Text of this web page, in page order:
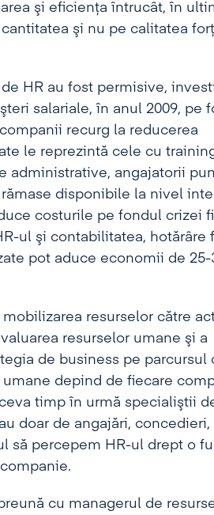
şi eficienţa întrucât, în
şi nu pe calitatea
HR au fost permisive,
salariale, în anul 2009, pe
recurg la reducerea
le reprezintă cele cu
administrative, angajatorii
disponibile la nivel
costurile pe fondul crizei
ul şi contabilitatea, hotărâre
pot aduce economii de 25-
resurselor către
resurselor umane şi a
de business pe parcursul
depind de fiecare
timp în urmă specialiştii
doar de angajări, concedieri,
să percepem HR-ul drept o
cu managerul de